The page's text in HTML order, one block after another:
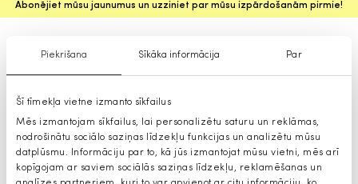
Piekrišana Sīkāka informācija Par
Šī tīmekļa vietne izmanto sīkfailus
Mēs izmantojam sīkfailus, lai personalizētu saturu un reklāmas,
nodrošinātu sociālo saziņas līdzekļu funkcijas un analizētu mūsu
datplūsmu. Informāciju par to, kā jūs izmantojat mūsu vietni, mēs arī
kopīgojam ar saviem sociālās saziņas līdzekļu, reklamēšanas un
Abonējiet mūsu jaunumus un uzziniet par mūsu izpārdošanām pirmie!
T-krekli